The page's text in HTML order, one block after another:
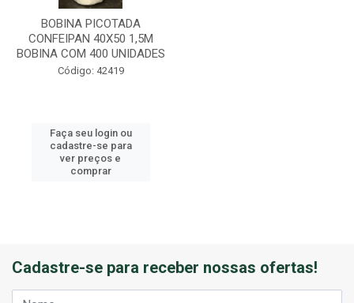
BOBINA PICOTADA
CONFEIPAN 40X50 1,5M
BOBINA COM 400 UNIDADES
Código: 42419
Faça seu login ou
cadastre-se para
ver preços e
comprar
Cadastre-se para receber nossas ofertas!